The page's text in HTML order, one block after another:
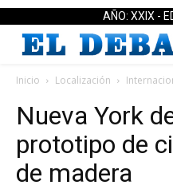
AÑO: XXIX -
Inicio Localización
Nueva York
prototipo de
de madera